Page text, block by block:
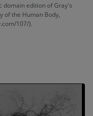
domain edition of Gray's
of the Human Body,
107/).